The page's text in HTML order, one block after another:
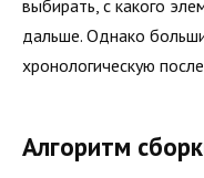
выбирать, с какого
дальше. Однако
хронологическую
Алгоритм